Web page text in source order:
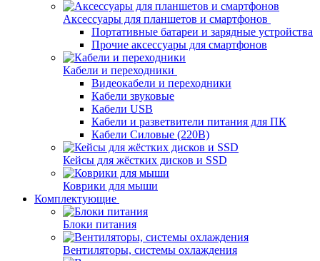
Аксессуары для планшетов и смартфонов
Портативные батареи и зарядные устройства
Прочие аксессуары для смартфонов
Кабели и переходники
Видеокабели и переходники
Кабели звуковые
Кабели USB
Кабели и разветвители питания для ПК
Кабели Силовые (220В)
Кейсы для жёстких дисков и SSD
Коврики для мыши
Комплектующие
Блоки питания
Вентиляторы, системы охлаждения